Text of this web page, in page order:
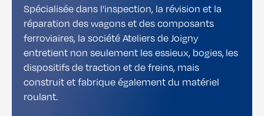
Spécialisée dans l’inspection, la révision et la
réparation des wagons et des composants
ferroviaires, la société Ateliers de Joigny
entretient non seulement les essieux, bogies, les
dispositifs de traction et de freins, mais
construit et fabrique également du matériel
roulant.